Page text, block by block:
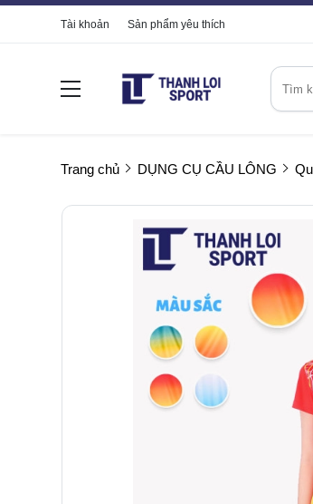
Tài khoản Sản phẩm yêu thích
Trang chủ DỤNG CỤ CẦU LÔNG